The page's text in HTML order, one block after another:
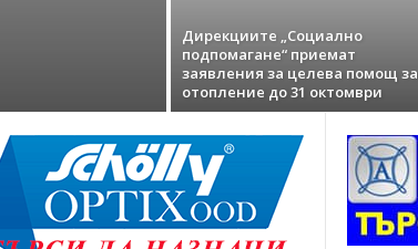
Дирекциите „Социално
подпомагане“ приемат
заявления за целева помощ за
отопление до 31 октомври